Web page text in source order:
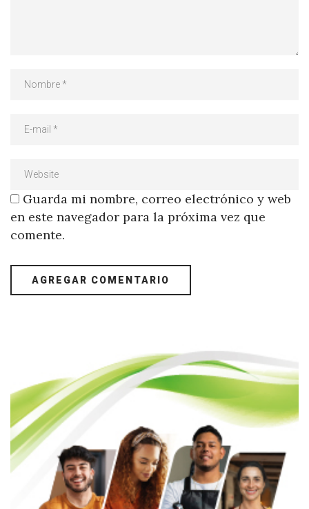
Guarda mi nombre, correo electrónico y web
en este navegador para la próxima vez que
comente.